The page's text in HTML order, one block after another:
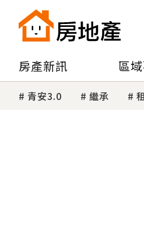
房產新訊 區
青安3.0 繼承